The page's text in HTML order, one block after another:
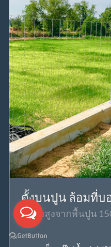
ตั้งบนปูน ล้อมที่บ
ความสูงจากพื้นปูน